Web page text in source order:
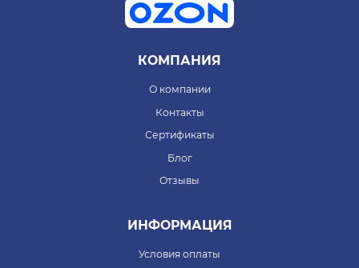
КОМПАНИЯ
О компании
Контакты
Сертификаты
Блог
Отзывы
ИНФОРМАЦИЯ
Условия оплаты